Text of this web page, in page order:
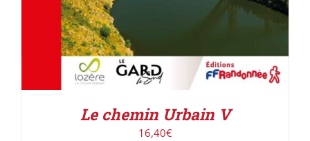
Le chemin Urbain V
16,40€